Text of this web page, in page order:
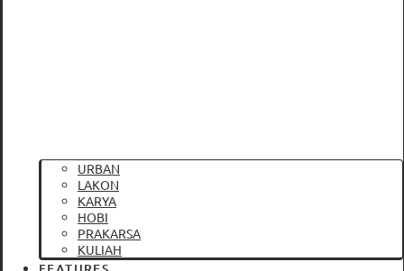
URBAN
LAKON
KARYA
HOBI
PRAKARSA
KULIAH